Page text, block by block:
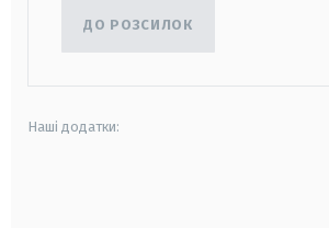
ДО РОЗСИЛОК
Наші додатки: